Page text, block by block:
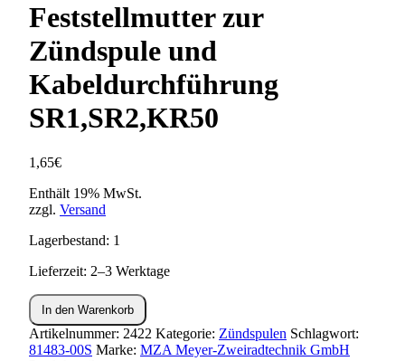
Feststellmutter zur
Zündspule und
Kabeldurchführung
SR1,SR2,KR50
1,65€
Enthält 19% MwSt.
zzgl. Versand
Lagerbestand: 1
Lieferzeit: 2–3 Werktage
Feststellmutter
zur
Zündspule
und
In den Warenkorb
Artikelnummer: 2422 Kategorie: Zündspulen Schlagwort:
81483-00S Marke: MZA Meyer-Zweiradtechnik GmbH